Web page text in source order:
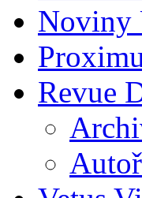
Noviny
Revue